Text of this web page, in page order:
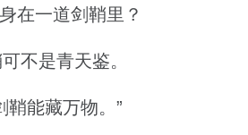
在一道剑鞘里？
不是青天鉴。
能藏万物。”